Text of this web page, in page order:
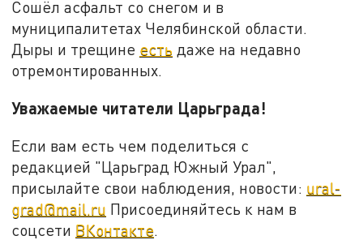
Сошёл асфальт со снегом и в
муниципалитетах Челябинской области.
Дыры и трещине есть даже на недавно
отремонтированных.
Уважаемые читатели Царьграда!
Если вам есть чем поделиться с
редакцией "Царьград Южный Урал",
присылайте свои наблюдения, новости: ural-
grad@mail.ru Присоединяйтесь к нам в
соцсети ВКонтакте.